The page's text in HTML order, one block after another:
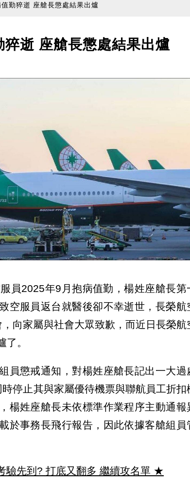
勤猝逝 座艙長懲處結果出爐
逝 座艙長懲處結果出爐
員2025年9月抱病值勤，楊姓座艙長第
空服員返台就醫後卻不幸逝世，長榮航
向家屬與社會大眾致歉，而近日長榮航
。
員懲戒通知，對楊姓座艙長記出一大過
停止其與家屬優待機票與聯航員工折扣
楊姓座艙長未依標準作業程序主動通報
於事務長飛行報告，因此依據客艙組員
先到? 打底又翻多 繼續攻名單 ★